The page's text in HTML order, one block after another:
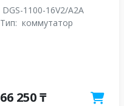
DGS-1100-16V2/A2A
Тип: коммутатор
66 250 ₸